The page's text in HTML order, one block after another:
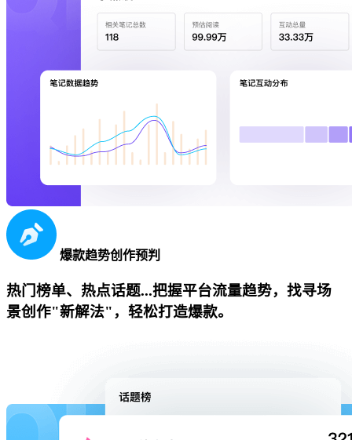
爆款趋势创作预判
热门榜单、热点话题...把握平台流量趋势，找寻场
景创作"新解法"，轻松打造爆款。